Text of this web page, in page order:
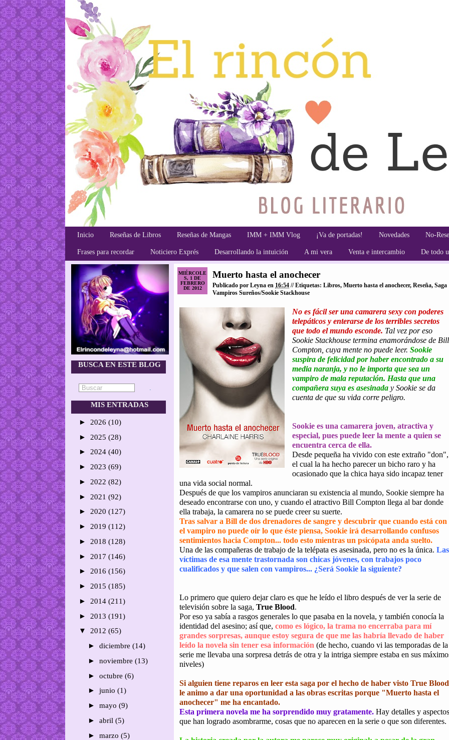
Inicio Reseñas de Libros Reseñas de Mangas IMM + IMM Vlog ¡Va de portadas! Novedades No-
Frases para recordar Noticiero Exprés Desarrollando la intuición A mi vera Venta e intercambio De todo
BUSCA EN ESTE BLOG
MIS ENTRADAS
► 2026 (10)
► 2025 (28)
► 2024 (40)
► 2023 (69)
► 2022 (82)
► 2021 (92)
► 2020 (127)
► 2019 (112)
► 2018 (128)
► 2017 (146)
► 2016 (156)
► 2015 (185)
► 2014 (211)
► 2013 (191)
▼ 2012 (65)
► diciembre (14)
► noviembre (13)
► octubre (6)
► junio (1)
► mayo (9)
► abril (5)
► marzo (5)
MIÉRCOLE
S, 1 DE
FEBRERO
DE 2012
Muerto hasta el anochecer
Publicado por Leyna en 16:54 // Etiquetas: Libros, Muerto hasta el anochecer, Reseña, Saga
Vampiros Sureños/Sookie Stackhouse
No es fácil ser una camarera sexy con poderes
telepáticos y enterarse de los terribles secretos
que todo el mundo esconde. Tal vez por eso
Sookie Stackhouse termina enamorándose de Bill
Compton, cuya mente no puede leer. Sookie
suspira de felicidad por haber encontrado a su
media naranja, y no le importa que sea un
vampiro de mala reputación. Hasta que una
compañera suya es asesinada y Sookie se da
cuenta de que su vida corre peligro.
Sookie es una camarera joven, atractiva y
especial, pues puede leer la mente a quien se
encuentra cerca de ella.
Desde pequeña ha vivido con este extraño "don",
el cual la ha hecho parecer un bicho raro y ha
ocasionado que la chica haya sido incapaz tener
una vida social normal.
Después de que los vampiros anunciaran su existencia al mundo, Sookie siempre ha
deseado encontrarse con uno, y cuando el atractivo Bill Compton llega al bar donde
ella trabaja, la camarera no se puede creer su suerte.
Tras salvar a Bill de dos drenadores de sangre y descubrir que cuando está con
el vampiro no puede oír lo que éste piensa, Sookie irá desarrollando confusos
sentimientos hacia Compton... todo esto mientras un psicópata anda suelto.
Una de las compañeras de trabajo de la telépata es asesinada, pero no es la única. Las
víctimas de esa mente trastornada son chicas jóvenes, con trabajos poco
cualificados y que salen con vampiros... ¿Será Sookie la siguiente?
Lo primero que quiero dejar claro es que he leído el libro después de ver la serie de
televisión sobre la saga, True Blood.
Por eso ya sabía a rasgos generales lo que pasaba en la novela, y también conocía la
identidad del asesino; así que, como es lógico, la trama no encerraba para mí
grandes sorpresas, aunque estoy segura de que me las habría llevado de haber
leído la novela sin tener esa información (de hecho, cuando vi las temporadas de la
serie me llevaba una sorpresa detrás de otra y la intriga siempre estaba en sus
niveles)
Si alguien tiene reparos en leer esta saga por el hecho de haber visto True
le animo a dar una oportunidad a las obras escritas porque "Muerto hasta el
anochecer" me ha encantado.
Esta primera novela me ha sorprendido muy gratamente. Hay detalles y aspectos
que han logrado asombrarme, cosas que no aparecen en la serie o que son diferentes.